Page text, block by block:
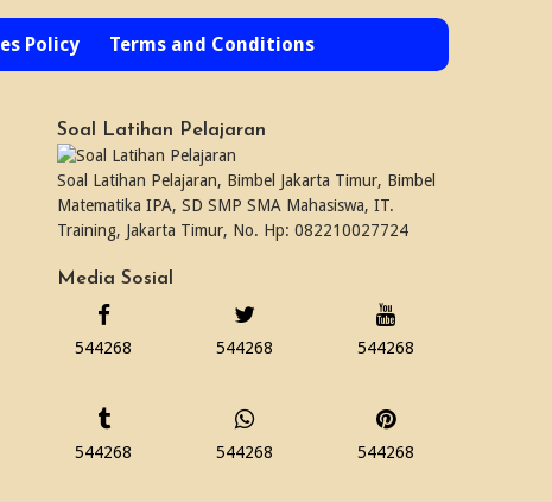
Policy Terms and Conditions
Soal Latihan Pelajaran
Soal Latihan Pelajaran, Bimbel Jakarta Timur, Bimbel
Matematika IPA, SD SMP SMA Mahasiswa, IT.
Training, Jakarta Timur, No. Hp: 082210027724
Media Sosial
544268 544268 544268
544268 544268 544268